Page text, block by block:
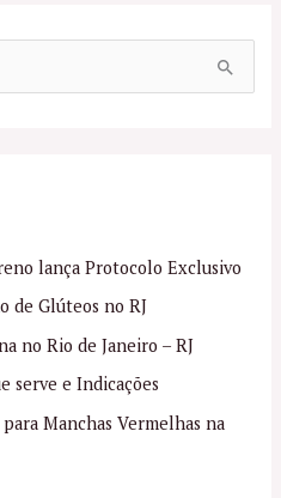
lança Protocolo Exclusivo
de Glúteos no RJ
no Rio de Janeiro – RJ
serve e Indicações
Manchas Vermelhas na